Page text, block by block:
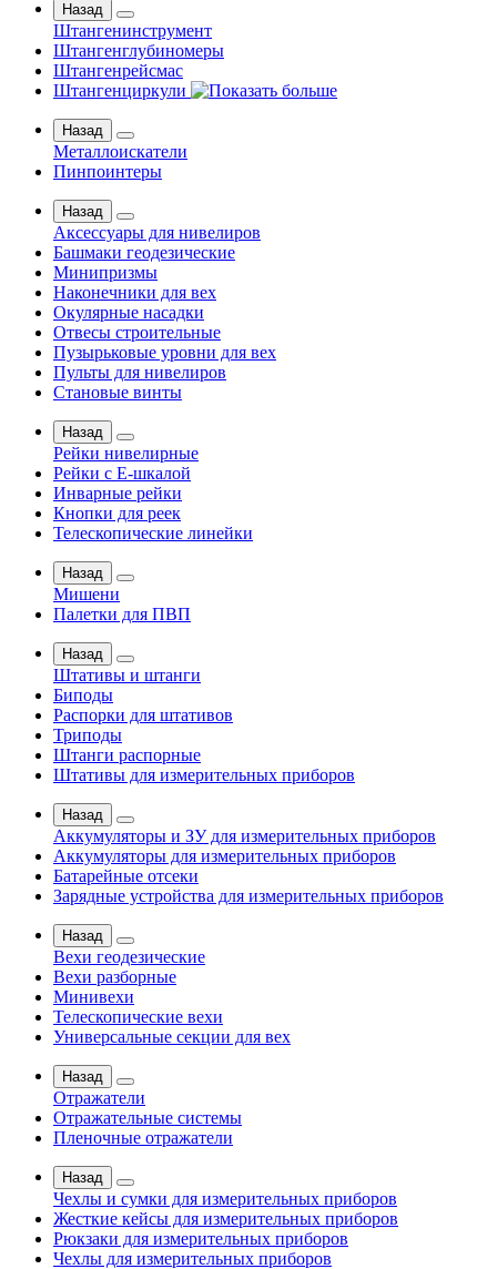
Назад
Штангенинструмент
Штангенглубиномеры
Штангенрейсмас
Штангенциркули
Назад
Металлоискатели
Пинпоинтеры
Назад
Аксессуары для нивелиров
Башмаки геодезические
Минипризмы
Наконечники для вех
Окулярные насадки
Отвесы строительные
Пузырьковые уровни для вех
Пульты для нивелиров
Становые винты
Назад
Рейки нивелирные
Рейки с Е-шкалой
Инварные рейки
Кнопки для реек
Телескопические линейки
Назад
Мишени
Палетки для ПВП
Назад
Штативы и штанги
Биподы
Распорки для штативов
Триподы
Штанги распорные
Штативы для измерительных приборов
Назад
Аккумуляторы и ЗУ для измерительных приборов
Аккумуляторы для измерительных приборов
Батарейные отсеки
Зарядные устройства для измерительных приборов
Назад
Вехи геодезические
Вехи разборные
Минивехи
Телескопические вехи
Универсальные секции для вех
Назад
Отражатели
Отражательные системы
Пленочные отражатели
Назад
Чехлы и сумки для измерительных приборов
Жесткие кейсы для измерительных приборов
Рюкзаки для измерительных приборов
Чехлы для измерительных приборов